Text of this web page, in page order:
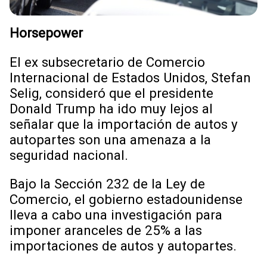
Horsepower
El ex subsecretario de Comercio
Internacional de Estados Unidos, Stefan
Selig, consideró que el presidente
Donald Trump ha ido muy lejos al
señalar que la importación de autos y
autopartes son una amenaza a la
seguridad nacional.
Bajo la Sección 232 de la Ley de
Comercio, el gobierno estadounidense
lleva a cabo una investigación para
imponer aranceles de 25% a las
importaciones de autos y autopartes.